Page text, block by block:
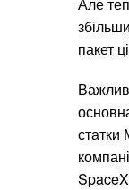
пакет
статки